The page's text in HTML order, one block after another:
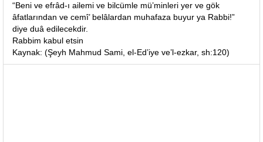
“Beni ve efrâd-ı ailemi ve bilcümle mü’minleri yer ve gök
âfatlarından ve cemî’ belâlardan muhafaza buyur ya Rabbi!”
diye duâ edilecekdir.
Rabbim kabul etsin
Kaynak: (Şeyh Mahmud Sami, el-Ed’iye ve’l-ezkar, sh:120)